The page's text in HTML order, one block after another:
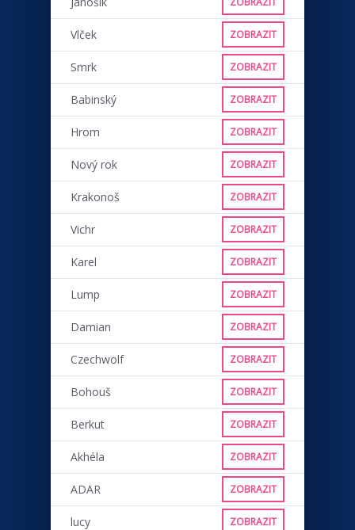
Vlček ZOBRAZIT
Smrk ZOBRAZIT
Babinský ZOBRAZIT
Hrom ZOBRAZIT
Nový rok ZOBRAZIT
Krakonoš ZOBRAZIT
Vichr ZOBRAZIT
Karel ZOBRAZIT
Lump ZOBRAZIT
Damian ZOBRAZIT
Czechwolf ZOBRAZIT
Bohouš ZOBRAZIT
Berkut ZOBRAZIT
Akhéla ZOBRAZIT
ADAR ZOBRAZIT
lucy ZOBRAZIT